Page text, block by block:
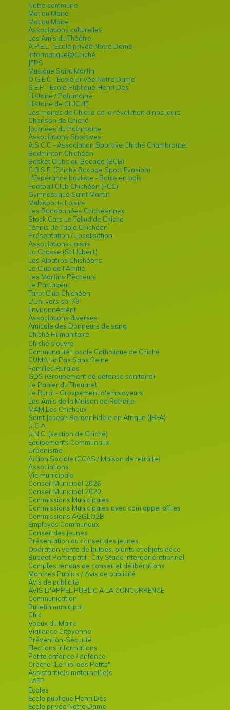
Notre commune
Mot du Maire
Mot du Maire
Associations culturelles
Les Amis du Théâtre
A.P.E.L - Ecole privée Notre Dame
Informatique@Chiché
JEPS
Musique Saint Martin
O.G.E.C - Ecole privée Notre Dame
S.E.P - Ecole Publique Henri Dès
Histoire / Patrimoine
Histoire de CHICHE
Les maires de Chiché de la révolution à nos jours
Chanson de Chiché
Journées du Patrimoine
Associations Sportives
A.S.C.C - Association Sportive Chiché Chambroutet
Badminton Chichéen
Basket Clubs du Bocage (BCB)
C.B.S.E. (Chiché Bocage Sport Evasion)
L'Espérance bouliste - Boule en bois
Football Club Chichéen (FCC)
Gymnastique Saint Martin
Multisports Loisirs
Les Randonnées Chichéennes
Stock Cars Le Tallud de Chiché
Tennis de Table Chichéen
Présentation / Localisation
Associations Loisirs
La Chasse (St Hubert)
Les Albatros Chichéens
Le Club de l'Amitié
Les Martins Pêcheurs
Le Partageur
Tarot Club Chichéen
L'Uni vers soi 79
Environnement
Associations diverses
Amicale des Donneurs de sang
Chiché Humanitaire
Chiché s'ouvre
Communauté Locale Catholique de Chiché
CUMA La Pas Sans Peine
Familles Rurales
GDS (Groupement de défense sanitaire)
Le Panier du Thouaret
Le Rural - Groupement d'employeurs
Les Amis de la Maison de Retraite
MAM Les Chichoux
Saint Joseph Berger Fidèle en Afrique (JBFA)
U.C.A.
U.N.C. (section de Chiché)
Equipements Communaux
Urbanisme
Action Sociale (CCAS / Maison de retraite)
Associations
Vie municipale
Conseil Municipal 2026
Conseil Municipal 2020
Commissions Municipales
Commissions Municipales avec com appel offres
Commissions AGGLO2B
Employés Communaux
Conseil des jeunes
Présentation du conseil des jeunes
Opération vente de bulbes, plants et objets déco
Budget Participatif : City Stade Intergénérationnel
Comptes rendus de conseil et délibérations
Marchés Publics / Avis de publicité
Avis de publicité
AVIS D'APPEL PUBLIC A LA CONCURRENCE
Communication
Bulletin municipal
Chic
Voeux du Maire
Vigilance Citoyenne
Prévention-Sécurité
Elections informations
Petite enfance / enfance
Crèche "Le Tipi des Petits"
Assistant(e)s maternel(le)s
LAEP
Ecoles
Ecole publique Henri Dès
Ecole privée Notre Dame